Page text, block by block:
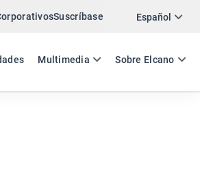
Suscríbase Español
ES EN
Multimedia Sobre Elcano
Twitter